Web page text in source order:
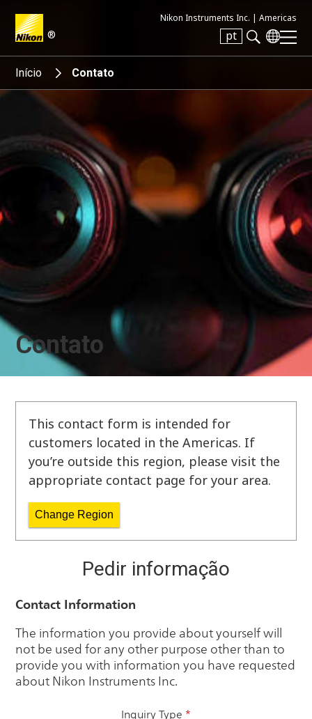
®
Nikon Instruments Inc. | Americas
pt
Search keyword(s)
Início Contato
Contato
This contact form is intended for
customers located in the Americas. If
you’re outside this region, please visit the
appropriate contact page for your area.
Change Region
Pedir informação